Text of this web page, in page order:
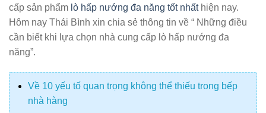
cấp sản phẩm lò hấp nướng đa năng tốt nhấthiện nay.
Hôm nay Thái Bình xin chia sẻ thông tin về “ Những điều
cần biết khi lựa chọn nhà cung cấp lò hấp nướng đa
năng”.
Về 10 yếu tố quan trọng không thể thiếu trong bếp
nhà hàng